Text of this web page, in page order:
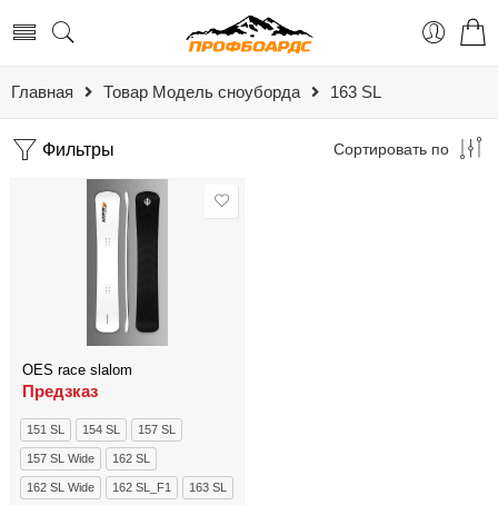
Главная Товар Модель сноуборда 163 SL
Фильтры Сортировать по
OES race slalom
Предзказ
151 SL 154 SL 157 SL
157 SL Wide 162 SL
162 SL Wide 162 SL_​F1 163 SL